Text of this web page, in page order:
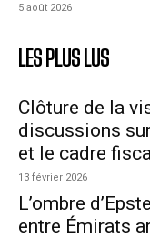
5 août 2026
LES PLUS LUS
Clôture de la
discussions
et le cadre
13 février 2026
L’ombre
entre Émirats